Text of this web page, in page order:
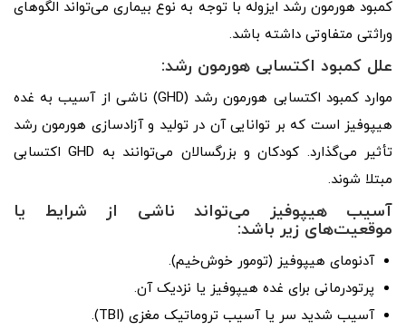
کمبود هورمون رشد ایزوله با توجه به نوع بیماری می‌تواند الگوهای
وراثتی متفاوتی داشته باشد.
علل کمبود اکتسابی هورمون رشد:
موارد کمبود اکتسابی هورمون رشد (GHD) ناشی از آسیب به غده
هیپوفیز است که بر توانایی آن در تولید و آزادسازی هورمون رشد
تأثیر می‌گذارد. کودکان و بزرگسالان می‌توانند به GHD اکتسابی
مبتلا شوند.
آسیب هیپوفیز می‌تواند ناشی از شرایط یا
موقعیت‌های زیر باشد:
آدنومای هیپوفیز (تومور خوش‌خیم).
پرتودرمانی برای غده هیپوفیز یا نزدیک آن.
آسیب شدید سر یا آسیب تروماتیک مغزی (TBI).